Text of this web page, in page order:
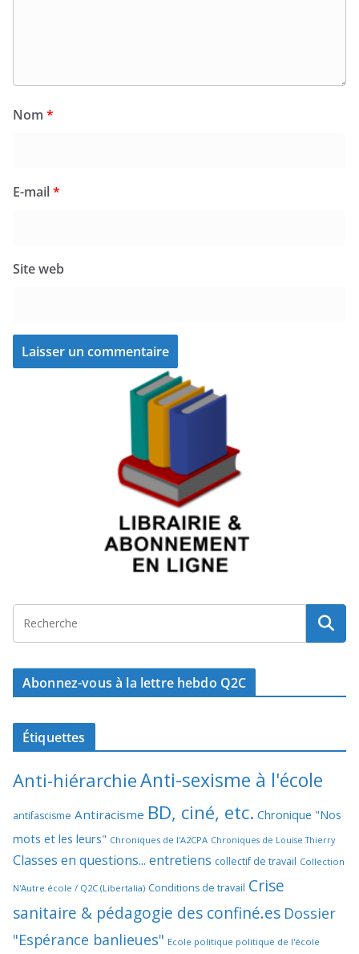
Nom *
E-mail*
Site web
Abonnez-vous à la lettre hebdo Q2C
Étiquettes
Anti-hiérarchieAnti-sexisme à l'école
antifascisme Antiracisme BD, ciné, etc. Chronique "Nos
mots et les leurs" Chroniques de l'A2CPA Chroniques de Louise Thierry
Classes en questions... entretiens collectif de travail Collection
N'Autre école / Q2C (Libertalia) Conditions de travail Crise
sanitaire & pédagogie des confiné.es Dossier
"Espérance banlieues" Ecole politique politique de l'école